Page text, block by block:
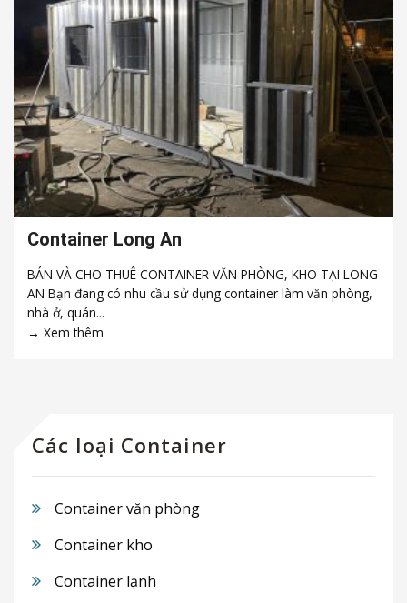
Container Long An
BÁN VÀ CHO THUÊ CONTAINER VĂN PHÒNG, KHO TẠI LONG
AN Bạn đang có nhu cầu sử dụng container làm văn phòng,
nhà ở, quán...
Các loại Container
Container văn phòng
Container kho
Container lạnh